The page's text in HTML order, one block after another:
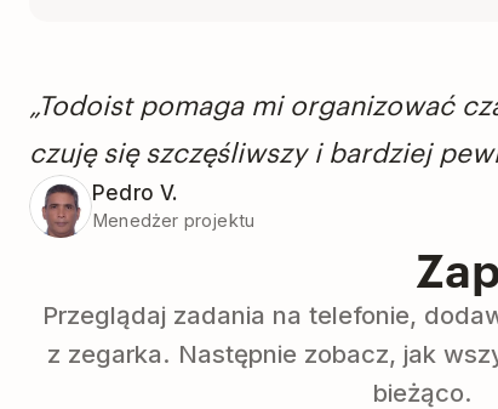
„Todoist pomaga mi organizować
czuję się szczęśliwszy i bardziej
Pedro V.
Menedżer projektu
Przeglądaj zadania na telefonie,
z zegarka. Następnie zobacz, jak
bieżąco.